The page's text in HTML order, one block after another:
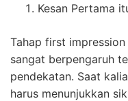
Kesan Pertama
Tahap first
sangat berpengaruh
pendekatan. Saat
harus menunjukkan